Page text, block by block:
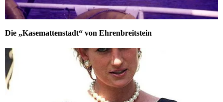
Die „Kasemattenstadt“ von Ehrenbreitstein